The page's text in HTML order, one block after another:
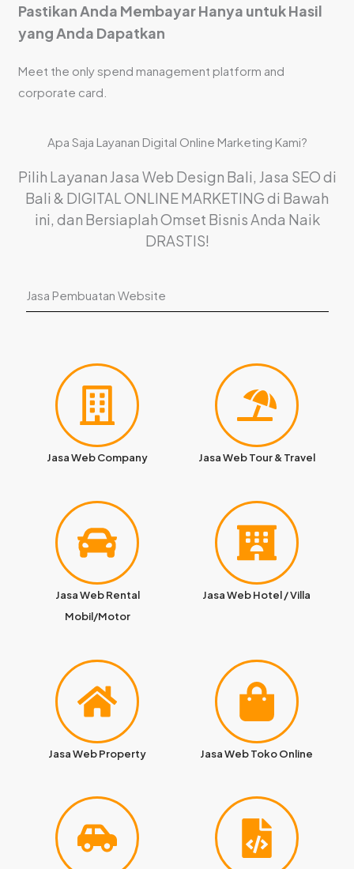
Pastikan Anda Membayar Hanya untuk Hasil
yang Anda Dapatkan
Meet the only spend management platform and
corporate card.
Apa Saja Layanan Digital Online Marketing Kami?
Pilih Layanan Jasa Web Design Bali, Jasa SEO di
Bali & DIGITAL ONLINE MARKETING di Bawah
ini, dan Bersiaplah Omset Bisnis Anda Naik
DRASTIS!
Jasa Pembuatan Website
Jasa Web Company Jasa Web Tour & Travel
Jasa Web Rental
Mobil/Motor
Jasa Web Hotel / Villa
Jasa Web Property Jasa Web Toko Online